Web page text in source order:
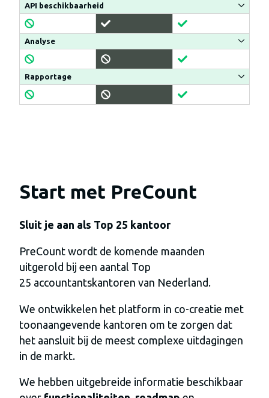
API beschikbaarheid
Included
Included
Analyse
Included
Included
Rapportage
Included
Start met PreCount
Sluit je aan als Top 25 kantoor
PreCount wordt de komende maanden
uitgerold bij een aantal Top
25 accountantskantoren van Nederland.
We ontwikkelen het platform in co-creatie met
toonaangevende kantoren om te zorgen dat
het aansluit bij de meest complexe uitdagingen
in de markt.
We hebben uitgebreide informatie beschikbaar